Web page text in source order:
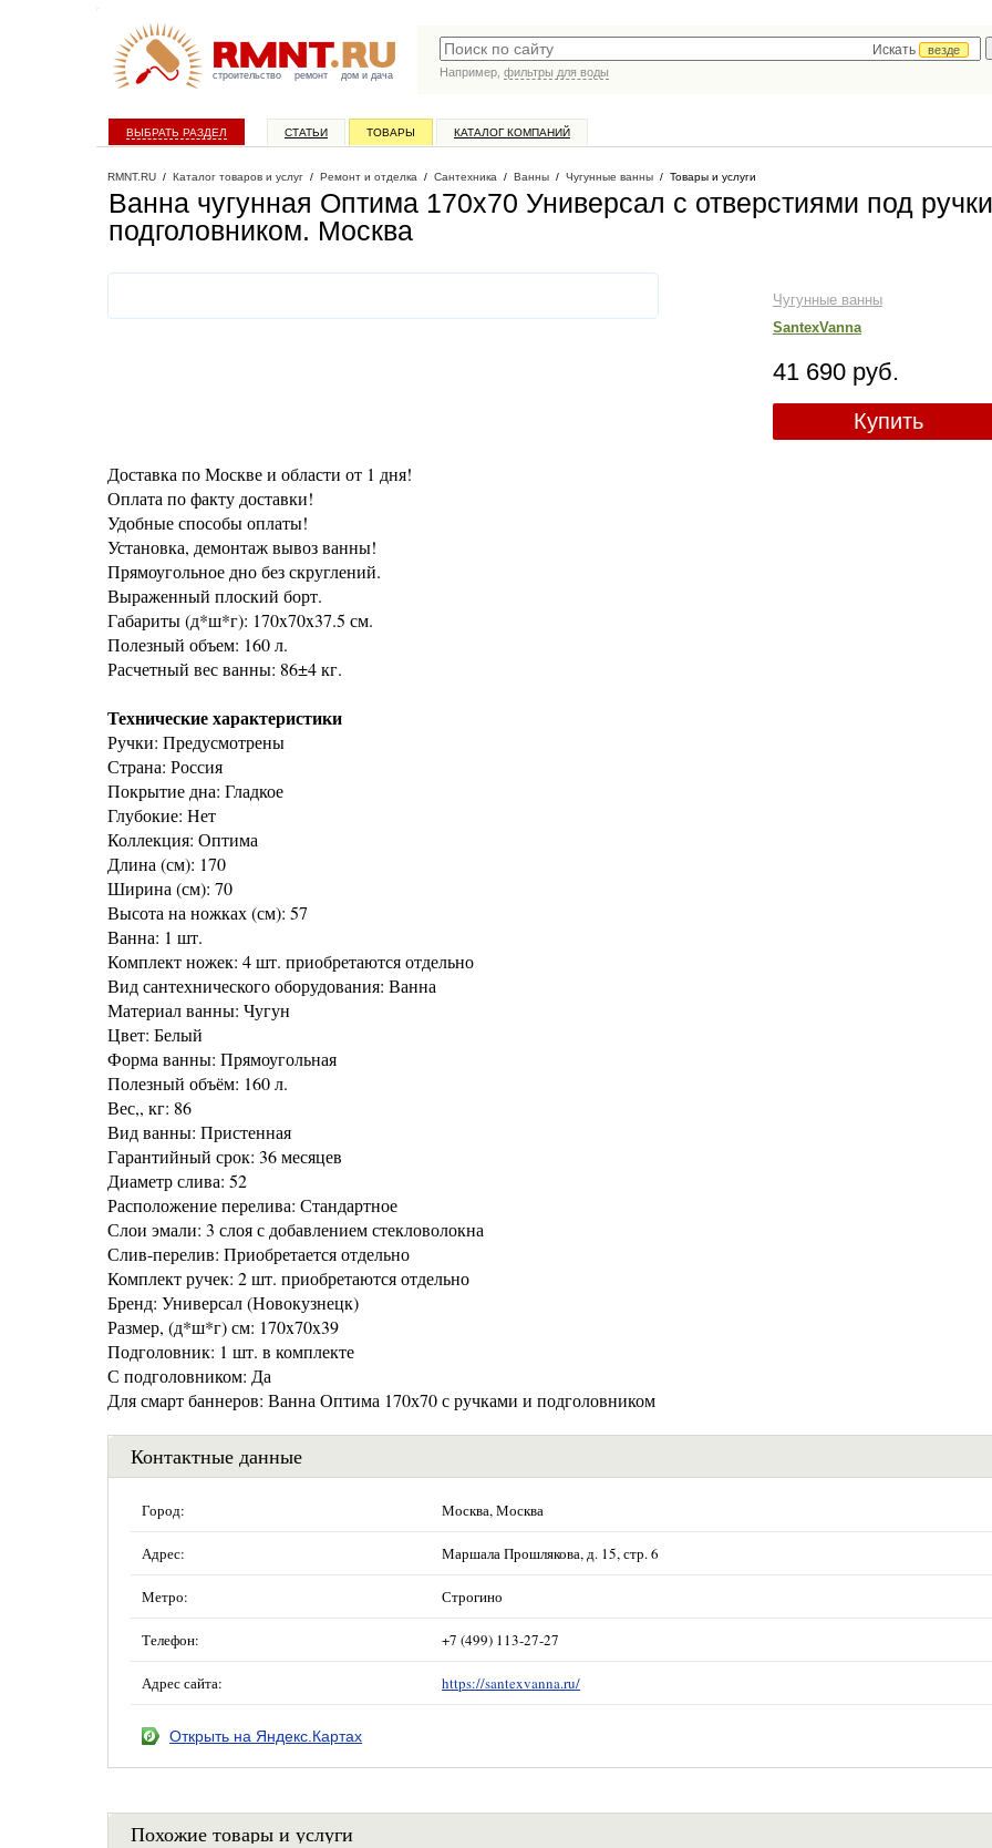
строительство ремонт дом и дача
Искать
везде
Например, фильтры для воды
ВЫБРАТЬ РАЗДЕЛ СТАТЬИ ТОВАРЫ КАТАЛОГ КОМПАНИЙ
RMNT.RU / Каталог товаров и услуг / Ремонт и отделка / Сантехника / Ванны / Чугунные ванны / Товары и услуги
Ванна чугунная Оптима 170х70 Универсал с отверстиями под
подголовником. Москва
Чугунные ванны
SantexVanna
41 690 руб.
Купить
Доставка по Москве и области от 1 дня!
Оплата по факту доставки!
Удобные способы оплаты!
Установка, демонтаж вывоз ванны!
Прямоугольное дно без скруглений.
Выраженный плоский борт.
Габариты (д*ш*г): 170x70x37.5 см.
Полезный объем: 160 л.
Расчетный вес ванны: 86±4 кг.
Технические характеристики
Ручки: Предусмотрены
Страна: Россия
Покрытие дна: Гладкое
Глубокие: Нет
Коллекция: Оптима
Длина (см): 170
Ширина (см): 70
Высота на ножках (см): 57
Ванна: 1 шт.
Комплект ножек: 4 шт. приобретаются отдельно
Вид сантехнического оборудования: Ванна
Материал ванны: Чугун
Цвет: Белый
Форма ванны: Прямоугольная
Полезный объём: 160 л.
Вес,, кг: 86
Вид ванны: Пристенная
Гарантийный срок: 36 месяцев
Диаметр слива: 52
Расположение перелива: Стандартное
Слои эмали: 3 слоя с добавлением стекловолокна
Слив-перелив: Приобретается отдельно
Комплект ручек: 2 шт. приобретаются отдельно
Бренд: Универсал (Новокузнецк)
Размер, (д*ш*г) см: 170x70x39
Подголовник: 1 шт. в комплекте
С подголовником: Да
Для смарт баннеров: Ванна Оптима 170х70 с ручками и подголовником
Контактные данные
Город: Москва, Москва
Адрес: Маршала Прошлякова, д. 15, стр. 6
Метро: Строгино
Телефон: +7 (499) 113-27-27
Адрес сайта: https://santexvanna.ru/
Открыть на Яндекс.Картах
Похожие товары и услуги